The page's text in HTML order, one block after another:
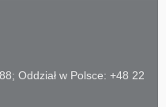
Oddział w Polsce: +48 22